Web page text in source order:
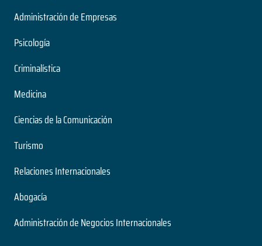
Administración de Empresas
Psicología
Criminalística
Medicina
Ciencias de la Comunicación
Turismo
Relaciones Internacionales
Abogacía
Administración de Negocios Internacionales